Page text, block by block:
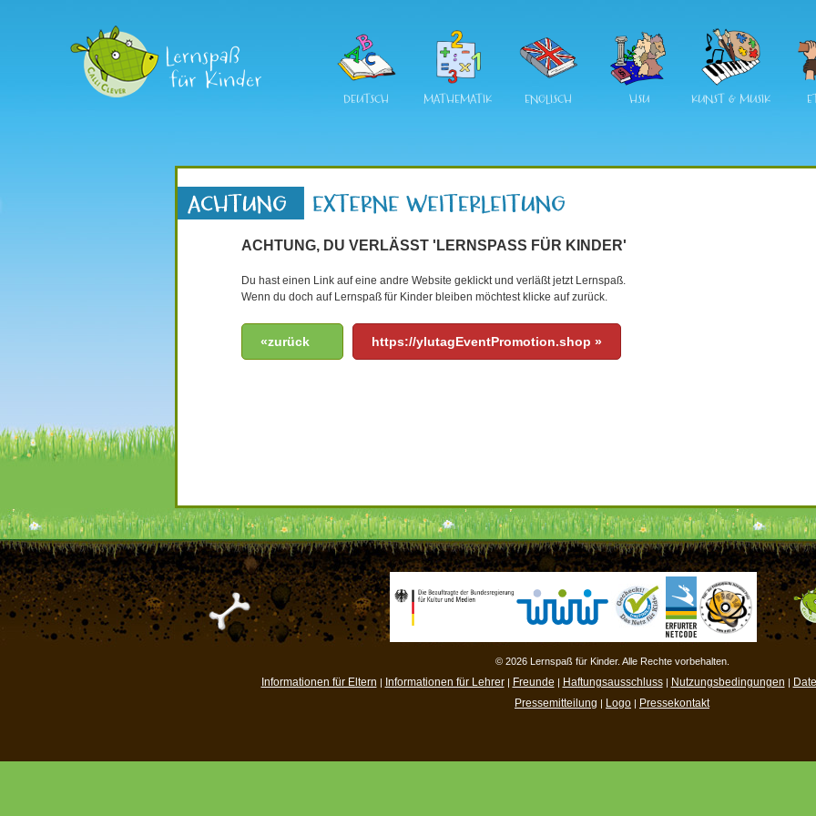
DEUTSCH MATHEMATIK ENGLISCH HSU KUNST & MUSIK
ACHTUNG, DU VERLÄSST 'LERNSPASS FÜR KINDER'
Du hast einen Link auf eine andre Website geklickt und verläßt jetzt Lernspaß.
Wenn du doch auf Lernspaß für Kinder bleiben möchtest klicke auf zurück.
«zurück https://ylutagEventPromotion.shop »
© 2026 Lernspaß für Kinder. Alle Rechte vorbehalten.
Informationen für Eltern | Informationen für Lehrer| Freunde | Haftungsausschluss| Nutzungsbedingungen |
Pressemitteilung | Logo | Pressekontakt